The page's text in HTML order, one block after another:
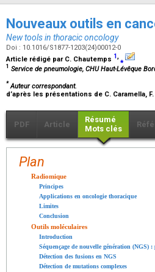
Nouveaux outils en
New tools in thoracic oncology
Doi : 10.1016/S1877-1203(24)00012-0
Article rédigé parC. Chautemps 1,⁎
1 Service de pneumologie, CHU Haut-Lévêque
* Auteur correspondant.
d’après les présentations de C. Caramella,
PDF Article
Résumé
Mots clés
Plan
Radiomique
Principes
Applications en oncologie thoracique
Limites
Conclusion
Outils moléculaires
Introduction
Séquençage de nouvelle génération (NGS)
Détection des fusions en NGS
Détection de mutations complexes